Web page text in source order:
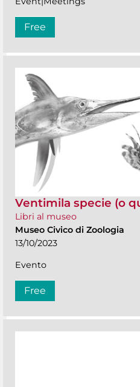
Free
Ventimila specie (o
Libri al museo
Museo Civico di Zoologia
13/10/2023
Evento
Free